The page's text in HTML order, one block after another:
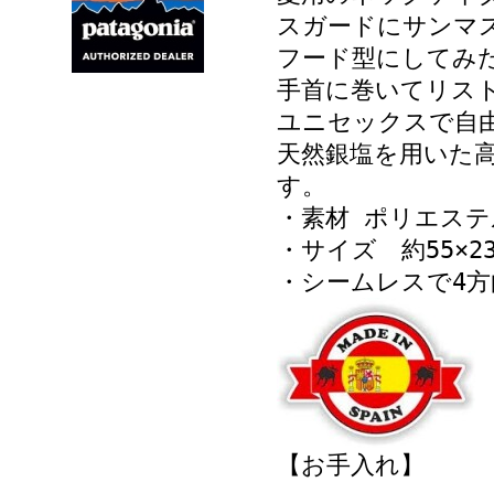
スガードにサンマ
フード型にしてみ
手首に巻いてリス
ユニセックスで自
天然銀塩を用いた
す。
・素材 ポリエス
・サイズ 約
・シームレスで4
【お手入れ】